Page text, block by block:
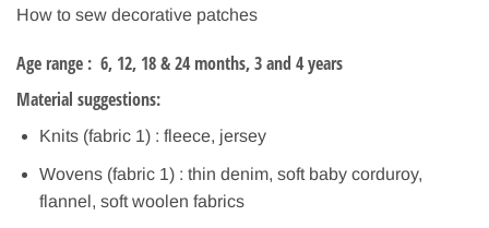
How to sew decorative patches
Age range : 6, 12, 18 & 24 months, 3 and 4 years
Material suggestions:
Knits (fabric 1) : fleece, jersey
Wovens (fabric 1) : thin denim, soft baby corduroy,
flannel, soft woolen fabrics